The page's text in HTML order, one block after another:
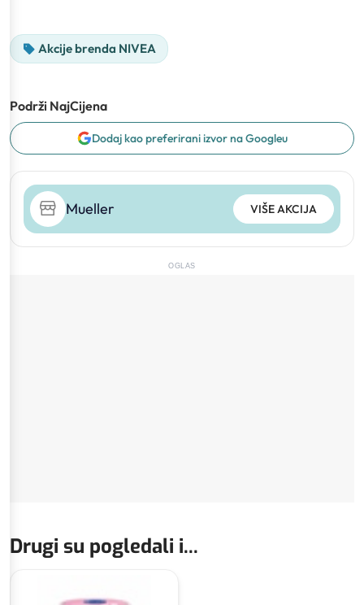
Akcije brenda NIVEA
Podrži NajCijena
Dodaj kao preferirani izvor na Googleu
Mueller VIŠE AKCIJA
OGLAS
Drugi su pogledali i...